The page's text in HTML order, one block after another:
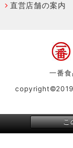
直営店舗の案内
一番
copyright©2019
こ